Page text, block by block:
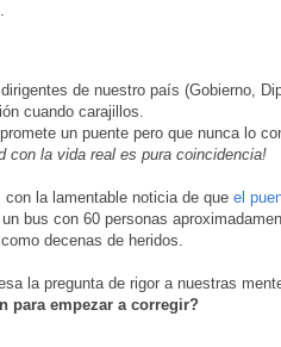
de nuestro país (Gobierno,
cuando carajillos.
un puente pero que nunca lo
con la vida real es pura coincidencia!
con la lamentable noticia de que el
bus con 60 personas
decenas de heridos.
la pregunta de rigor a nuestras
para empezar a corregir?